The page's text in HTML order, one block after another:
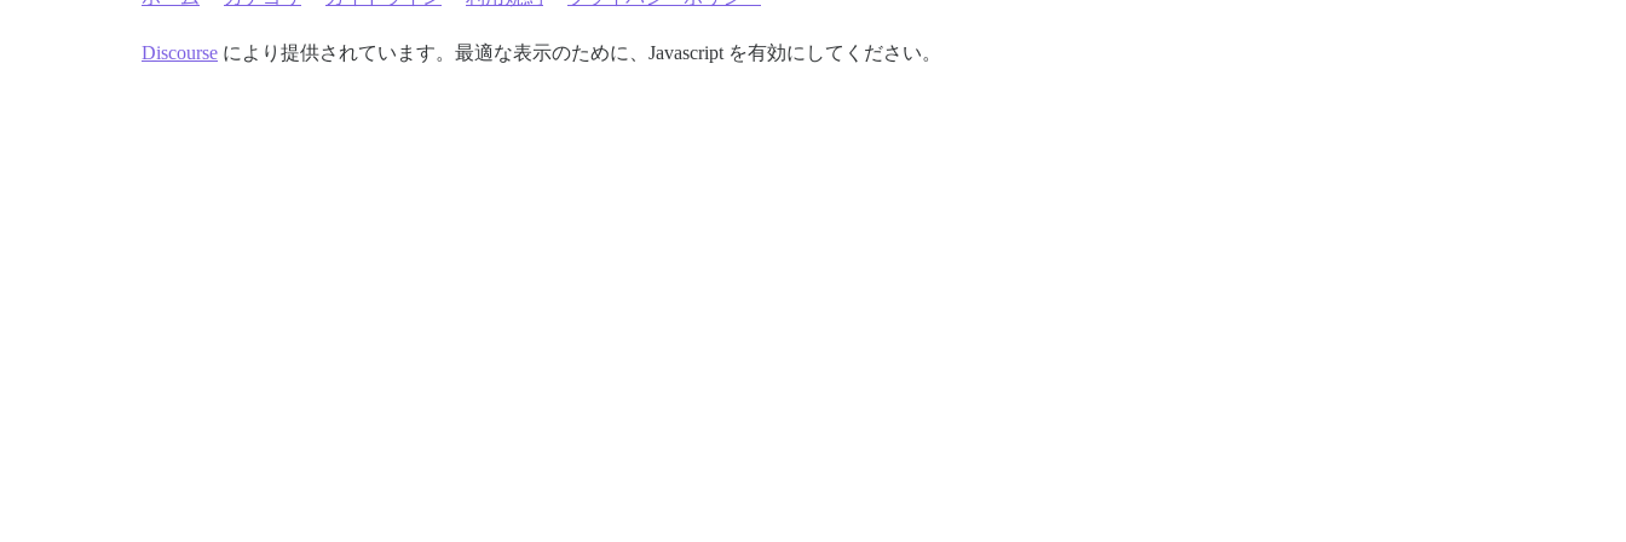
Discourse により提供されています。最適な表示のために、Javascript を有効にしてください。